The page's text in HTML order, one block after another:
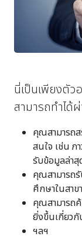
นี่เป็นเพียงตั
สามารถทำได้
คุณสามารถ
สนใจ เช่น ภ
รับข้อมูลล่าสุ
คุณสามารถ
ศึกษาในสา
คุณสามารถ
ยิ่งขึ้นเกี่ยวกั
ฯลฯ